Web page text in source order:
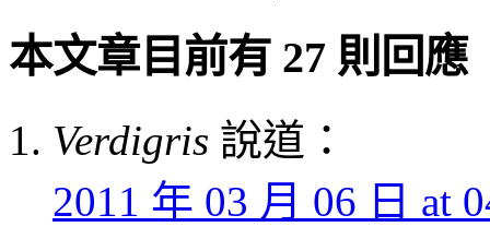
本文章目前有 27 則回應
Verdigris 說道：
2011 年 03 月 06 日 at